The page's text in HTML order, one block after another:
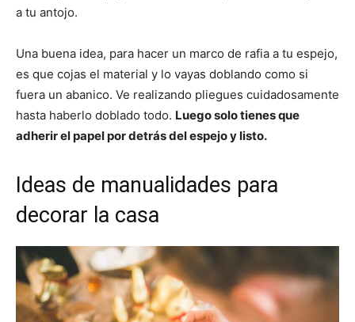
a tu antojo.
Una buena idea, para hacer un marco de rafia a tu espejo,
es que cojas el material y lo vayas doblando como si
fuera un abanico. Ve realizando pliegues cuidadosamente
hasta haberlo doblado todo. Luego solo tienes que
adherir el papel por detrás del espejo y listo.
Ideas de manualidades para
decorar la casa